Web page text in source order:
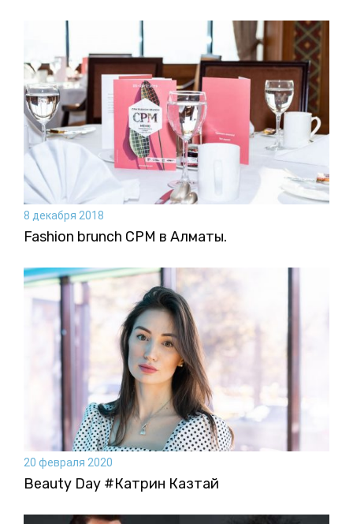
8 декабря 2018
Fashion brunch CPM в Алматы.
20 февраля 2020
Beauty Day #Катрин Казтай